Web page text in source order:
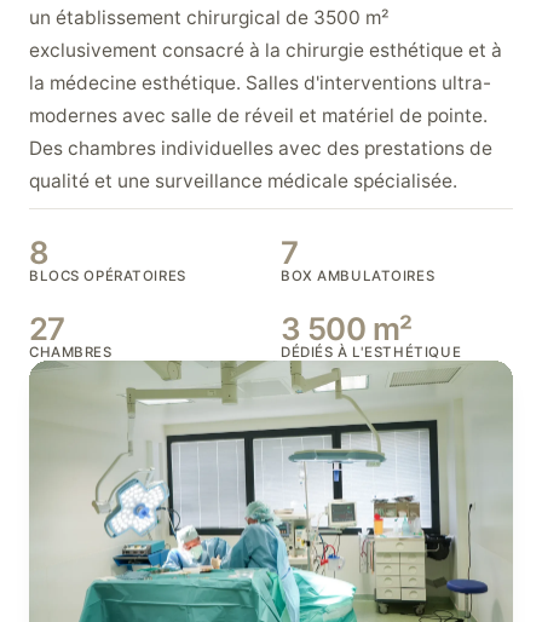
un établissement chirurgical de 3500 m²
exclusivement consacré à la chirurgie esthétique et à
la médecine esthétique. Salles d'interventions ultra-
modernes avec salle de réveil et matériel de pointe.
Des chambres individuelles avec des prestations de
qualité et une surveillance médicale spécialisée.
8
BLOCS OPÉRATOIRES
7
BOX AMBULATOIRES
27
CHAMBRES
3 500 m²
DÉDIÉS À L'ESTHÉTIQUE